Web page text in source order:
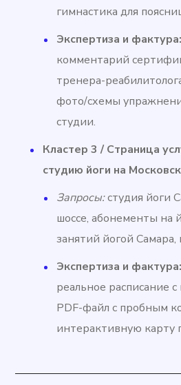
гимнастика для
Экспертиза и фактура:
комментарий
тренера-
фото/схемы
студии.
Кластер 3 / Страница
студию йоги на
Запросы:студия йоги
шоссе, абонементы на
занятий йогой
Экспертиза и фактура:
реальное расписание
PDF-файл с пробным
интерактивную карту